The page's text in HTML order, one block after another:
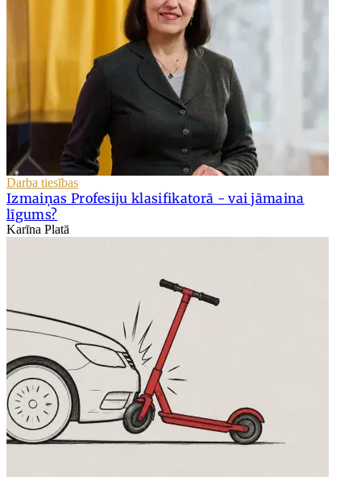
Darba tiesības
Izmaiņas Profesiju klasifikatorā - vai jāmaina
līgums?
Karīna Platā